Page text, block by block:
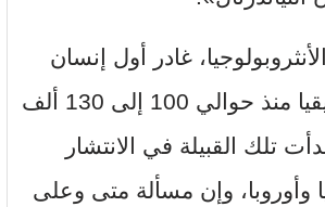
غادر أول إنسان
كروماجنون إفريقيا منذ حوالي 100 إلى 130 ألف
تلك القبيلة في الانتشار
وأوروبا، وإن مسألة متى وعلى